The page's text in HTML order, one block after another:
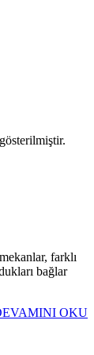
gösterilmiştir.
farklı
bağlar
OKU